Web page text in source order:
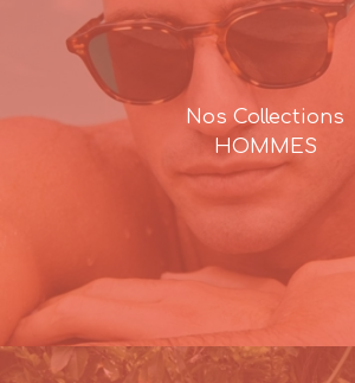
Nos Collections
HOMMES